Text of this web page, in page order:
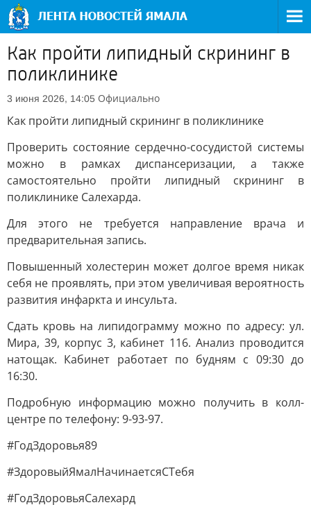
Как пройти липидный скрининг в
поликлинике
3 июня 2026, 14:05 Официально
Как пройти липидный скрининг в поликлинике
Проверить состояние сердечно-сосудистой системы
можно в рамках диспансеризации, а также
самостоятельно пройти липидный скрининг в
поликлинике Салехарда.
Для этого не требуется направление врача и
предварительная запись.
Повышенный холестерин может долгое время никак
себя не проявлять, при этом увеличивая вероятность
развития инфаркта и инсульта.
Сдать кровь на липидограмму можно по адресу: ул.
Мира, 39, корпус 3, кабинет 116. Анализ проводится
натощак. Кабинет работает по будням с 09:30 до
16:30.
Подробную информацию можно получить в колл-
центре по телефону: 9-93-97.
#ГодЗдоровья89
#ЗдоровыйЯмалНачинаетсяСТебя
#ГодЗдоровьяСалехард